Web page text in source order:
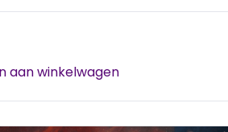
aan winkelwagen